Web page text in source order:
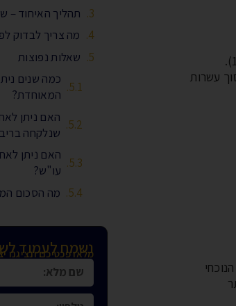
ריבית המשכנתא (4.5%-7.5%) נמוכה משמעותית מריבית הלוואות צרכניות (6%-18%).
עשרות
תהליך האיחוד –
מה צריך לבדוק
שאלות נפוצות
כמה שנים
המאוחדת?
האם ניתן
שנלקחה
האם ניתן
עו"ש?
מה הסכום
נשמח לעמוד
מלאו פכטיכם